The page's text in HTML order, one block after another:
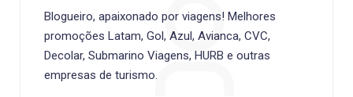
Blogueiro, apaixonado por viagens! Melhores
promoções Latam, Gol, Azul, Avianca, CVC,
Decolar, Submarino Viagens, HURB e outras
empresas de turismo.